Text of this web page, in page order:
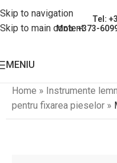
Skip to navigation
Skip to main content
Tel:
Mob: +373-
MENIU
Home » Instrumente
pentru fixarea pieselor »